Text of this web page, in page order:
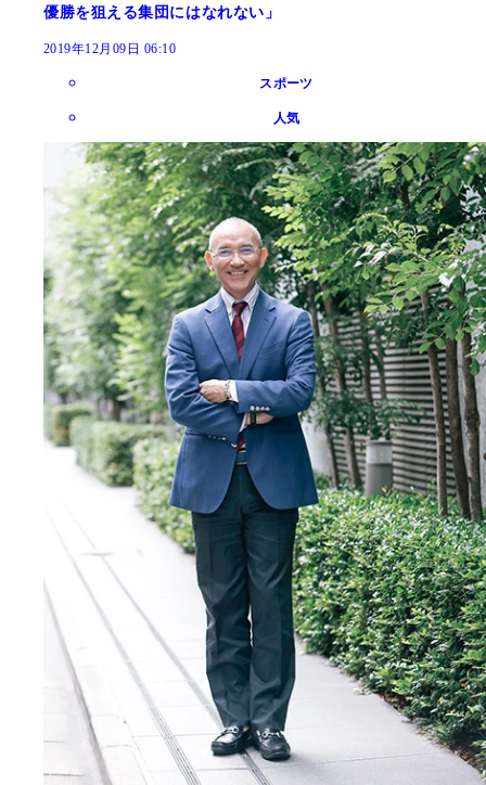
優勝を狙える集団にはなれない」
2019年12月09日 06:10
スポーツ
人気